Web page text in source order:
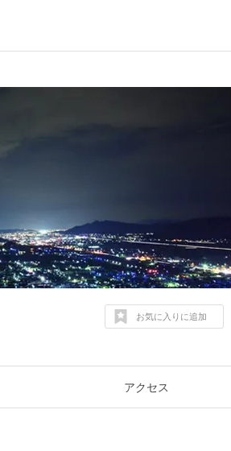
お気に入りに追加
アクセス